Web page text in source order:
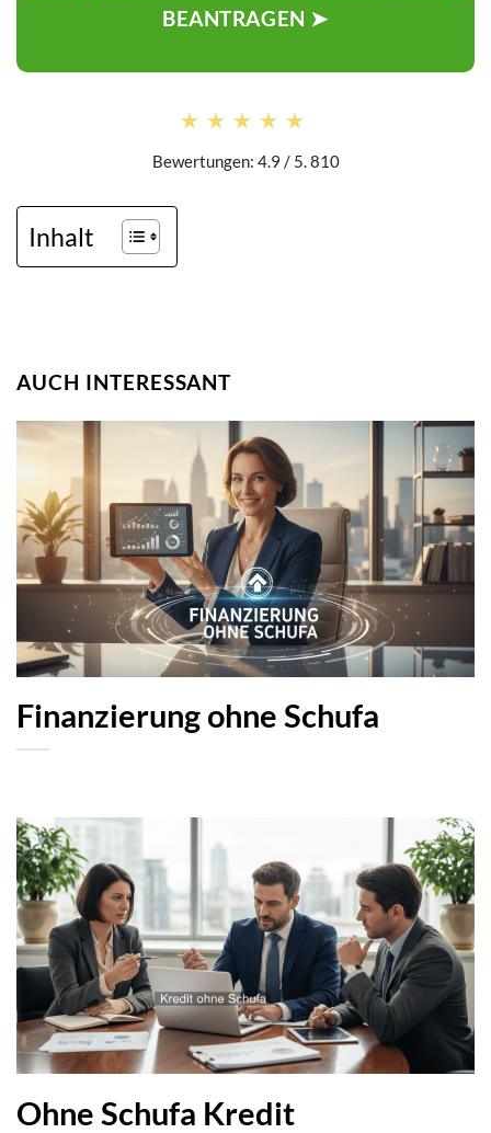
BEANTRAGEN ➤
★★★★★
★★★★★
Bewertungen: 4.9 / 5. 810
Inhalt
AUCH INTERESSANT
Finanzierung ohne Schufa
Ohne Schufa Kredit